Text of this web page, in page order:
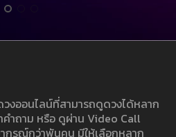
งออนไลน์ที่สามารถดูดวงได้หลาก
ำถาม หรือ ดูผ่าน Video Call
รณ์กว่าพันคน มีให้เลือกหลาก